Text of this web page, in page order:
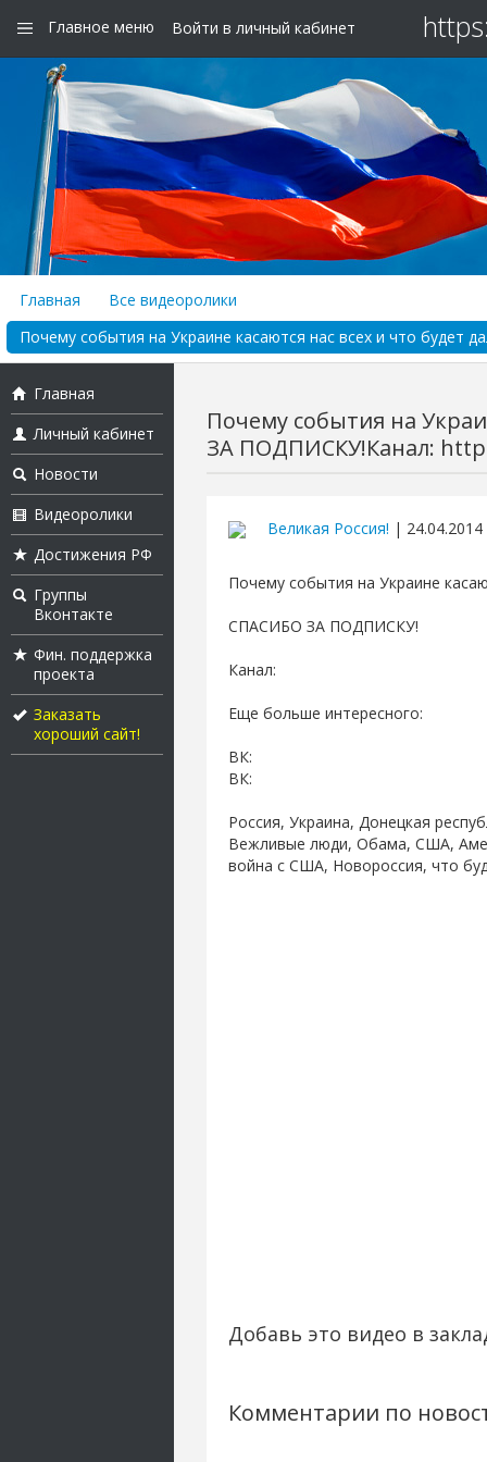
Главное меню Войти в личный кабинет
Главная
Все видеоролики
Почему события на Украине касаются нас всех и что
Главная
Личный кабинет
Новости
Видеоролики
Достижения РФ
Группы
Вконтакте
Фин. поддержка
проекта
Заказать
хороший сайт!
Почему события на
ЗА ПОДПИСКУ!Канал:
Великая Россия! | 24.04.2014
Почему события на Украине
СПАСИБО ЗА ПОДПИСКУ!
Канал:
Еще больше интересного:
ВК:
ВК:
Россия, Украина, Донецкая
Вежливые люди, Обама, США,
война с США, Новороссия, что
Добавь это видео в
Комментарии по